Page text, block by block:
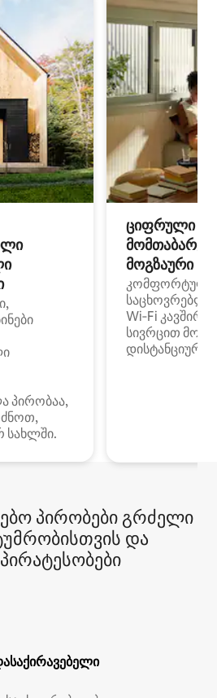
პირობაა,
სახლში.
ციფრული
მოგზაური
კომფორტული
Wi‑Fi
სივრცით
დისტანციური
პირობები გრძელი
და